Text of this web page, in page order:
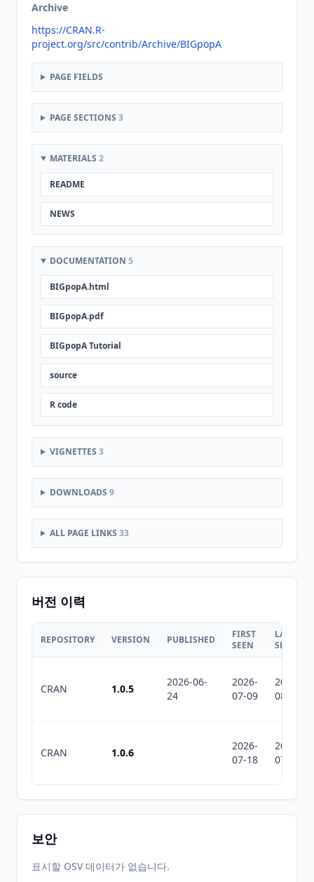
Archive
https://CRAN.R-
project.org/src/contrib/Archive/BIGpopA
PAGE FIELDS
PAGE SECTIONS 3
MATERIALS 2
README
NEWS
DOCUMENTATION 5
BIGpopA.html
BIGpopA.pdf
BIGpopA Tutorial
source
R code
VIGNETTES 3
DOWNLOADS 9
ALL PAGE LINKS 33
버전 이력
REPOSITORY VERSION PUBLISHED
FIRST
SEEN
LAST
SEEN
CRAN 1.0.5
2026-06-
24
2026-
07-09
2026-
08-05
CRAN 1.0.6
2026-
07-18
2026-
07-18
보안
표시할 OSV 데이터가 없습니다.